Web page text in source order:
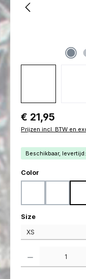
Normale prijs:
€ 21,95
Prijzen incl. BTW en
Beschikbaar,
Selecteer
Color
Selecteer
Size
Producthoeveelheid: